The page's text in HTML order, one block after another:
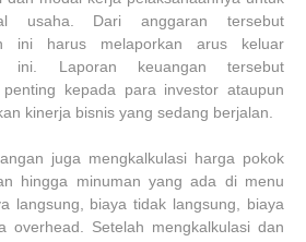
usaha. Dari anggaran tersebut
ini harus melaporkan arus keluar
ini. Laporan keuangan tersebut
kepada para investor ataupun
kinerja bisnis yang sedang berjalan.
juga mengkalkulasi harga pokok
hingga minuman yang ada di menu
langsung, biaya tidak langsung, biaya
overhead. Setelah mengkalkulasi dan